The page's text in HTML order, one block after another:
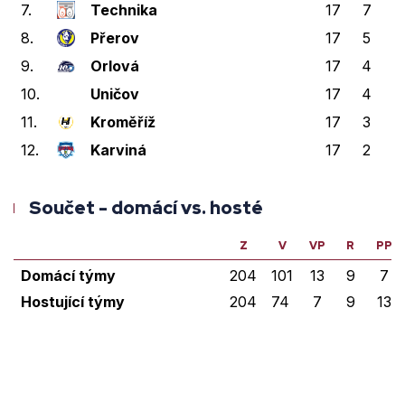
7.
Technika 17 7
8.
Přerov 17 5
9.
Orlová 17 4
10.
Uničov 17 4
11.
Kroměříž 17 3
12.
Karviná 17 2
Součet - domácí vs. hosté
Z V VP R PP
Domácí týmy 204 101 13 9
7
Hostující týmy
204 74 7 9 13